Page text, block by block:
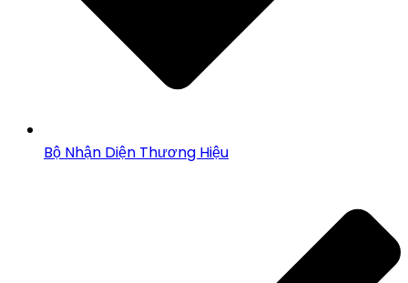
Bộ Nhận Diện Thương Hiệu